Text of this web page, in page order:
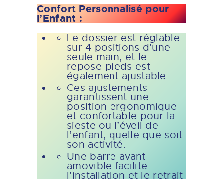
Confort Personnalisé pour
l’Enfant :
Le dossier est réglable
sur 4 positions d’une
seule main, et le
repose-pieds est
également ajustable.
Ces ajustements
garantissent une
position ergonomique
et confortable pour la
sieste ou l’éveil de
l’enfant, quelle que soit
son activité.
Une barre avant
amovible facilite
l’installation et le retrait